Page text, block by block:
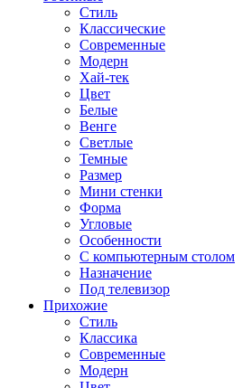
Стиль
Классические
Современные
Модерн
Хай-тек
Цвет
Белые
Венге
Светлые
Темные
Размер
Мини стенки
Форма
Угловые
Особенности
С компьютерным столом
Назначение
Под телевизор
Прихожие
Стиль
Классика
Современные
Модерн